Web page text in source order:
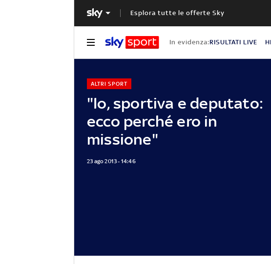
Esplora tutte le offerte Sky
In evidenza:RISULTATI LIVE
"Io, sportiva e deputato:
ecco perché ero in
missione"
ALTRI SPORT
23 ago 2013 - 14:46